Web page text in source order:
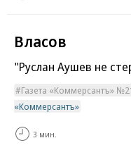
Власов
"Руслан Аушев не
Газета «Коммерсантъ»
«Коммерсантъ»
3 мин.